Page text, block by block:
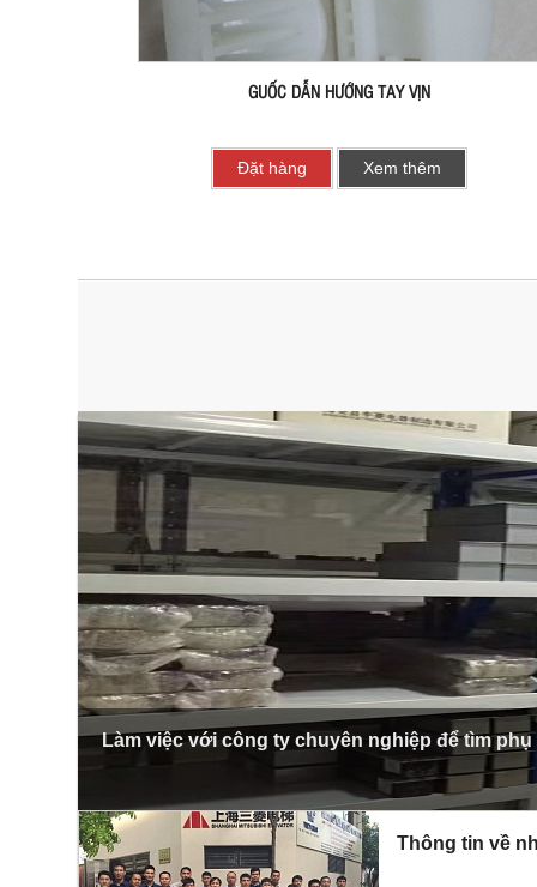
GUỐC DẪN HƯỚNG TAY VỊN
Đặt hàng Xem thêm
Làm việc với công ty chuyên nghiệp để tìm
Thông tin về